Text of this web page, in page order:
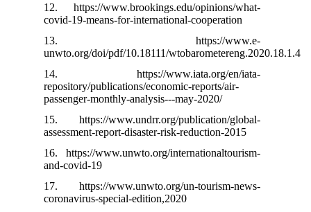
12. https://www.brookings.edu/opinions/what-
covid-19-means-for-international-cooperation
13. https://www.e-
unwto.org/doi/pdf/10.18111/wtobarometereng.2020.18.1.4
14. https://www.iata.org/en/iata-
repository/publications/economic-reports/air-
passenger-monthly-analysis---may-2020/
15. https://www.undrr.org/publication/global-
assessment-report-disaster-risk-reduction-2015
16. https://www.unwto.org/internationaltourism-
and-covid-19
17. https://www.unwto.org/un-tourism-news-
coronavirus-special-edition,2020